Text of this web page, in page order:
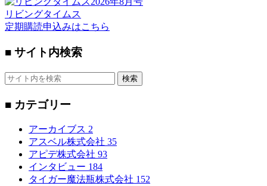
リビングタイムス
定期購読申込みはこちら
■ サイト内検索
検索
■ カテゴリー
アーカイブス 2
アスベル株式会社 35
アピデ株式会社 93
インタビュー 184
タイガー魔法瓶株式会社 152